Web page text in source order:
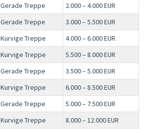
Gerade Treppe
2.000 – 4.000 EUR
Gerade Treppe
3.000 – 5.500 EUR
Kurvige Treppe
4.000 – 6.000 EUR
Kurvige Treppe
5.500 – 8.000 EUR
Gerade Treppe
3.500 – 5.000 EUR
Kurvige Treppe
6.000 – 8.500 EUR
Gerade Treppe
5.000 – 7.500 EUR
Kurvige Treppe 8.000 – 12.000 EUR